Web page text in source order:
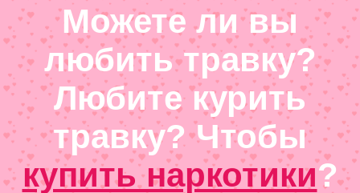
Можете ли вы
любить травку?
Любите курить
травку? Чтобы
купить наркотики?